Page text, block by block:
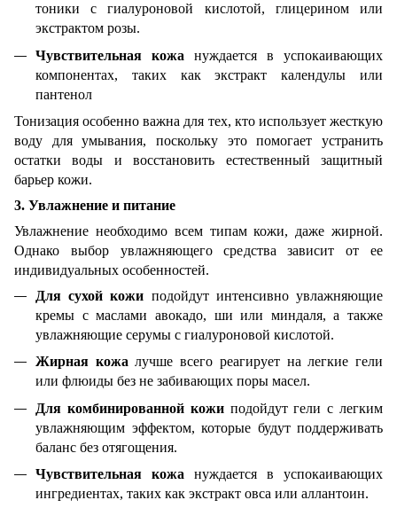
тоники с гиалуроновой кислотой, глицерином или
экстрактом розы.
Чувствительная кожа нуждается в успокаивающих
компонентах, таких как экстракт календулы или
пантенол
Тонизация особенно важна для тех, кто использует жесткую
воду для умывания, поскольку это помогает устранить
остатки воды и восстановить естественный защитный
барьер кожи.
3. Увлажнение и питание
Увлажнение необходимо всем типам кожи, даже жирной.
Однако выбор увлажняющего средства зависит от ее
индивидуальных особенностей.
Для сухой кожи подойдут интенсивно увлажняющие
кремы с маслами авокадо, ши или миндаля, а также
увлажняющие серумы с гиалуроновой кислотой.
Жирная кожалучше всего реагирует на легкие гели
или флюиды без не забивающих поры масел.
Для комбинированной кожи подойдут гели с легким
увлажняющим эффектом, которые будут поддерживать
баланс без отягощения.
Чувствительная кожа нуждается в успокаивающих
ингредиентах, таких как экстракт овса или аллантоин.